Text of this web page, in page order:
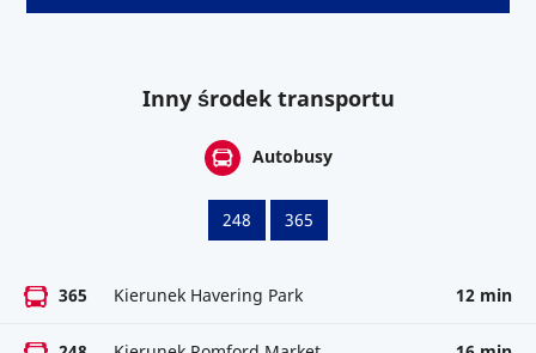
Inny środek transportu
Autobusy
248 365
365 Kierunek Havering Park 12 min